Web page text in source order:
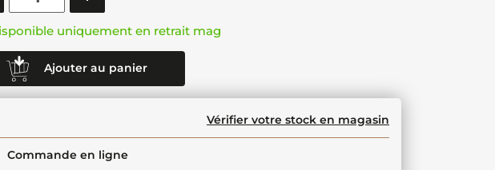
uniquement en retrait mag
Ajouter au panier
Vérifier votre stock en magasin
Commande en ligne